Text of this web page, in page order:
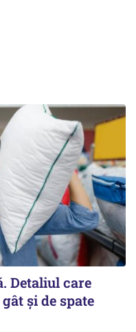
Detaliul care
și de spate